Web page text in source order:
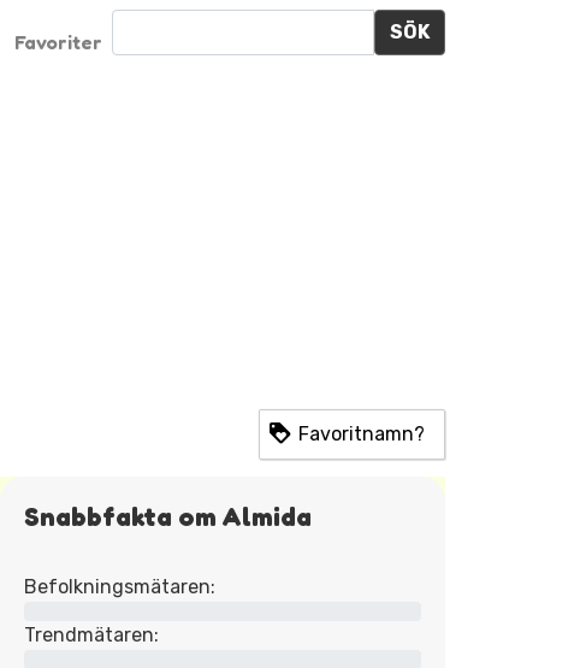
Favoriter SÖK
Favoritnamn?
Snabbfakta om Almida
Befolkningsmätaren:
Trendmätaren: